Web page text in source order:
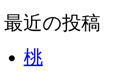
最近の投稿
桃